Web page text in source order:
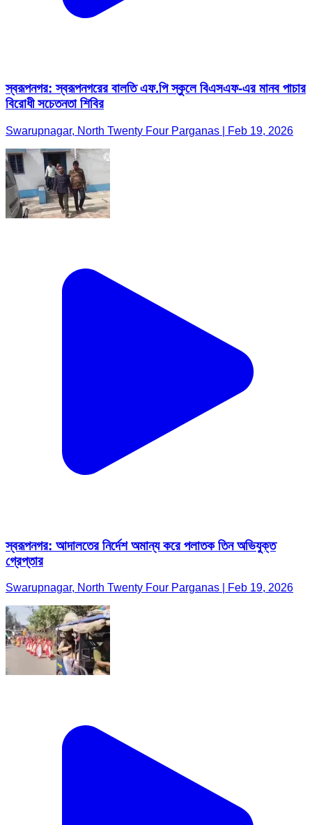
স্বরূপনগর: স্বরূপনগরের বালতি এফ.পি স্কুলে বিএসএফ-এর মানব পাচার
বিরোধী সচেতনতা শিবির
Swarupnagar, North Twenty Four Parganas | Feb 19, 2026
স্বরূপনগর: আদালতের নির্দেশ অমান্য করে পলাতক তিন অভিযুক্ত
গ্রেপ্তার
Swarupnagar, North Twenty Four Parganas | Feb 19, 2026